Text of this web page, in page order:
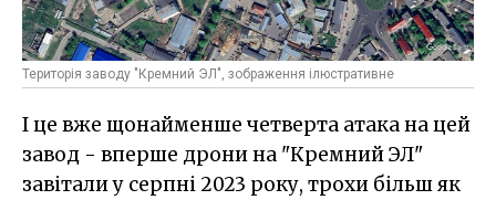
Територія заводу "Кремний ЭЛ", зображення ілюстративне
І це вже щонайменше четверта атака на цей
завод - вперше дрони на "Кремний ЭЛ"
завітали у серпні 2023 року, трохи більш як